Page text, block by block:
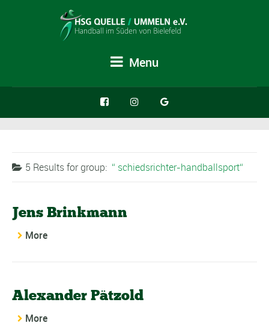
Menu
5 Results forgroup: schiedsrichter-handballsport
Jens Brinkmann
More
Alexander Pätzold
More